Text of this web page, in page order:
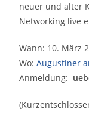
neuer und alter
Networking live
Wann: 10. März
Wo:Augustiner
Anmeldung: